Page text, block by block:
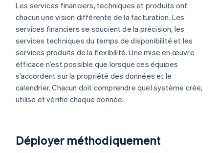
Les services financiers, techniques et produits ont
chacun une vision différente de la facturation. Les
services financiers se soucient de la précision, les
services techniques du temps de disponibilité et les
services produits de la flexibilité. Une mise en œuvre
efficace n’est possible que lorsque ces équipes
s’accordent sur la propriété des données et le
calendrier. Chacun doit comprendre quel système crée,
utilise et vérifie chaque donnée.
Déployer méthodiquement